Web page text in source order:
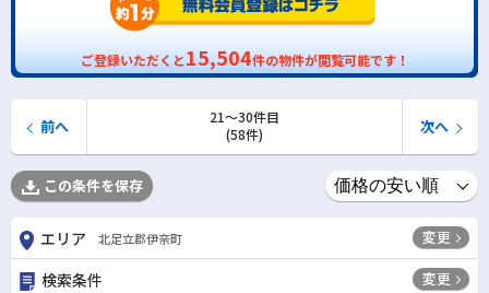
ご登録いただくと15,504件の物件が閲覧可能です！
21〜30件目
(58件)
前へ 次へ
この条件を保存
エリア 北足立郡伊奈町 変更
検索条件 変更